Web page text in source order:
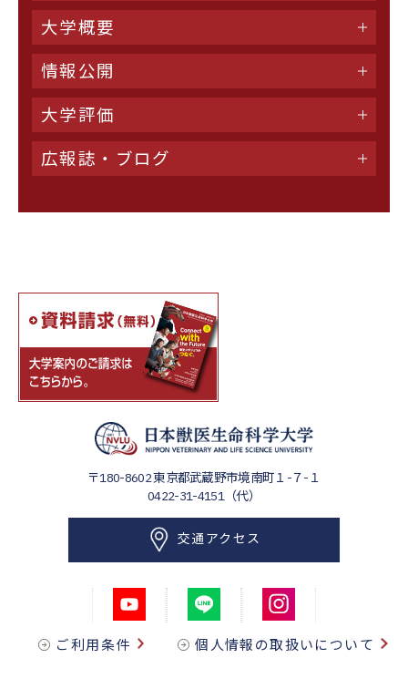
大学概要
情報公開
大学評価
広報誌・ブログ
〒180-8602東京都武蔵野市境南町１-７-１
0422-31-4151（代）
交通アクセス
ご利用条件 個人情報の取扱いについて